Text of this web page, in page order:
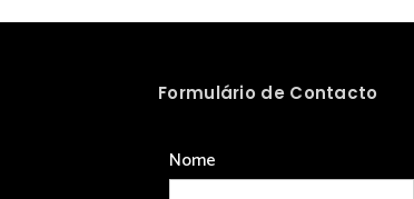
Formulário de Contacto
Nome